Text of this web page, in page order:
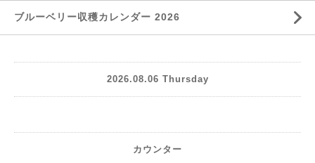
ブルーベリー収穫カレンダー 2026
2026.08.06 Thursday
カウンター